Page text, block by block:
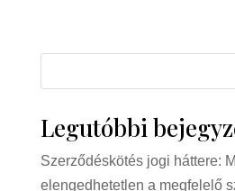
Legutóbbi
Szerződéskötés jogi háttere:
elengedhetetlen a megfelelő